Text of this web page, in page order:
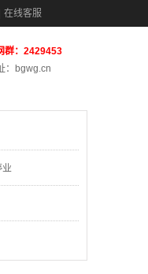
在线客服
群：2429453
：bgwg.cn
业